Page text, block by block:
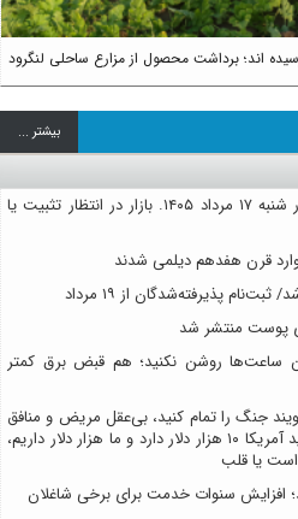
اند؛ برداشت محصول از مزارع ساحلی لنگرود
بيشتر ...
پیش بینی قیمت طلا، سکه و دلار شنبه ۱۷ مرداد ۱۴۰۵. بازار در انتظار تثبیت یا
پذیرفته‌شدگان از ۱۹ مرداد
پوست منتشر شد
ساعت‌ها روشن نکنید؛ هم قبض برق کمتر
جنگ را تمام کنید، بی‌عقل مریض و منافق
هستند/ این آدم بی‌عقلی که می‌گوید آمریکا ۱۰ هزار دلار دارد و ما هزار دلار داریم،
یا قلب
افزایش سنوات خدمت برای برخی شاغلان